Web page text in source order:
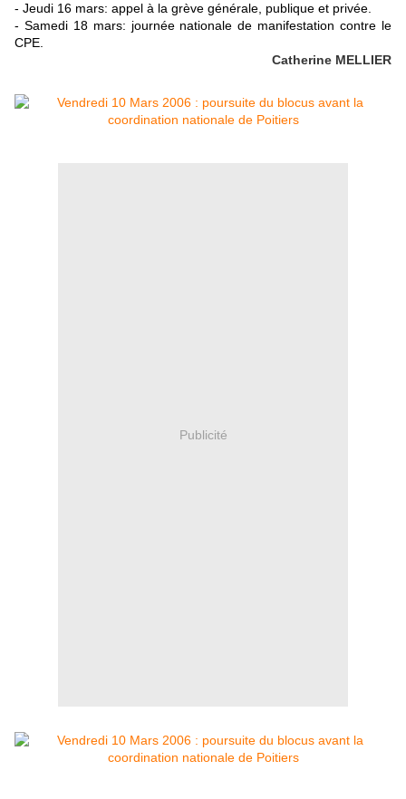
- Jeudi 16 mars: appel à la grève générale, publique et privée.
- Samedi 18 mars: journée nationale de manifestation contre le
CPE.
Catherine MELLIER
Publicité